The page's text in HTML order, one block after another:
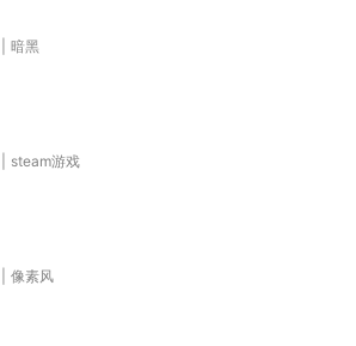
暗黑
steam游戏
像素风